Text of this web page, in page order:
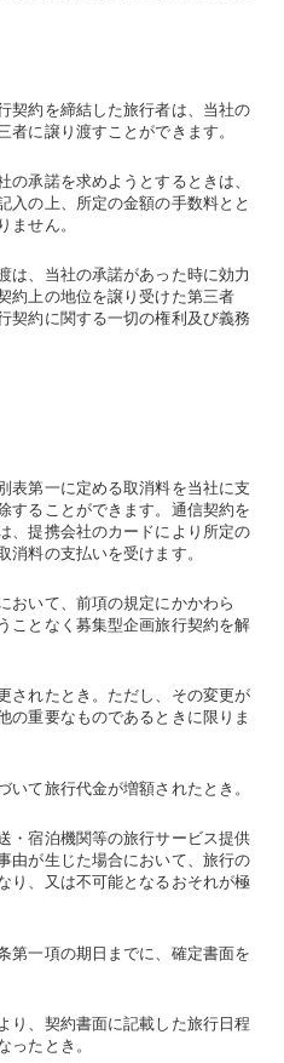
約を締結した旅行者は、当社の
に譲り渡すことができます。
承諾を求めようとするときは、
入の上、所定の金額の手数料とと
ません。
、当社の承諾があった時に効力
約上の地位を譲り受けた第三者
契約に関する一切の権利及び義務
第一に定める取消料を当社に支
することができます。通信契約を
、提携会社のカードにより所定の
消料の支払いを受けます。
いて、前項の規定にかかわら
ことなく募集型企画旅行契約を解
れたとき。ただし、その変更が
の重要なものであるときに限りま
て旅行代金が増額されたとき。
宿泊機関等の旅行サービス提供
由が生じた場合において、旅行の
り、又は不可能となるおそれが極
一項の期日までに、確定書面を
、契約書面に記載した旅行日程
ったとき。